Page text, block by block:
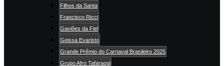
Filhos da Santa
Francisco Ricci
Gaviões da Fiel
Geissa Evaristo
Grande Prêmio do Carnaval Brasileiro 2025
Grupo Afro Tafaraogi